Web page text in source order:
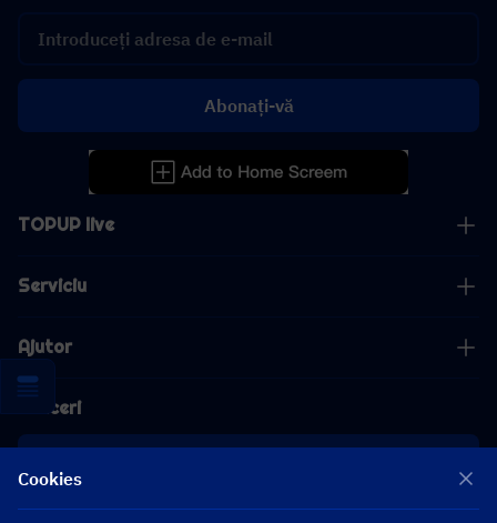
TOPUP live
Serviciu
Ajutor
Afaceri
[email protected]
Abonați-vă
Cookies